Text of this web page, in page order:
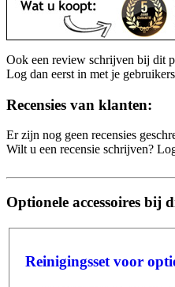
Ook een review schrijven bij dit
Log dan eerst in met je
Recensies van klanten:
Er zijn nog geen recensies
Wilt u een recensie schrijven?
Optionele accessoires bij
Reinigingsset voor